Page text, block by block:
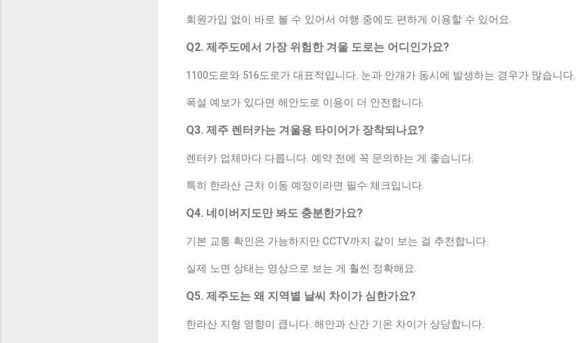
회원가입 없이 바로 볼 수 있어서 여행 중에도 편하게 이용할 수 있어요.
Q2. 제주도에서 가장 위험한 겨울 도로는 어디인가요?
1100도로와 516도로가 대표적입니다. 눈과 안개가 동시에 발생하는 경우가 많습니다.
폭설 예보가 있다면 해안도로 이용이 더 안전합니다.
Q3. 제주 렌터카는 겨울용 타이어가 장착되나요?
렌터카 업체마다 다릅니다. 예약 전에 꼭 문의하는 게 좋습니다.
특히 한라산 근처 이동 예정이라면 필수 체크입니다.
Q4. 네이버지도만 봐도 충분한가요?
기본 교통 확인은 가능하지만 CCTV까지 같이 보는 걸 추천합니다.
실제 노면 상태는 영상으로 보는 게 훨씬 정확해요.
Q5. 제주도는 왜 지역별 날씨 차이가 심한가요?
한라산 지형 영향이 큽니다. 해안과 산간 기온 차이가 상당합니다.